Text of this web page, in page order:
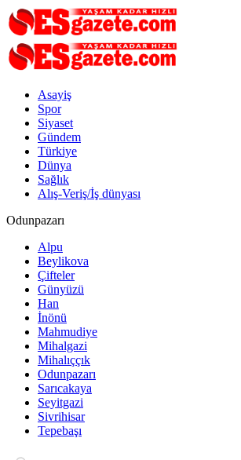
Asayiş
Spor
Siyaset
Gündem
Türkiye
Dünya
Sağlık
Alış-Veriş/İş dünyası
Odunpazarı
Alpu
Beylikova
Çifteler
Günyüzü
Han
İnönü
Mahmudiye
Mihalgazi
Mihalıççık
Odunpazarı
Sarıcakaya
Seyitgazi
Sivrihisar
Tepebaşı